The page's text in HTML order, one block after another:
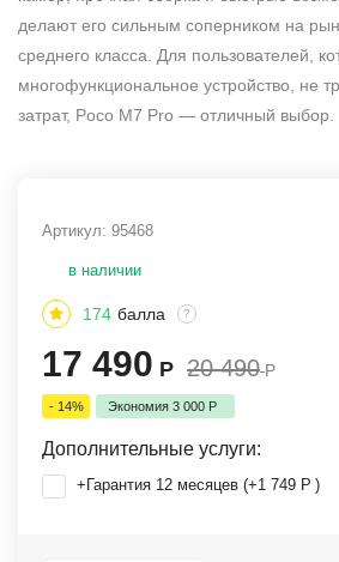
делают его сильным соперником на
среднего класса. Для пользователей,
многофункциональное устройство, не
затрат, Poco M7 Pro — отличный выбор.
Артикул: 95468
в наличии
174 балла ?
17 490 Р 20 490 Р
- 14% Экономия 3 000 Р
Дополнительные услуги:
+Гарантия 12 месяцев (+1 749 Р )